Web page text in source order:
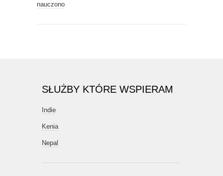
nauczono
SŁUŻBY KTÓRE WSPIERAM
Indie
Kenia
Nepal